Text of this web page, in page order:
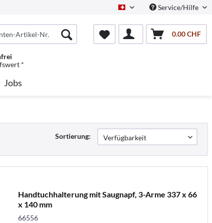
Schweiz/DeutschService/Hilfe
0.00 CHF
*
Jobs
Sortierung:
Handtuchhalterung mit Saugnapf, 3-Arme 337 x 66
x 140 mm
66556